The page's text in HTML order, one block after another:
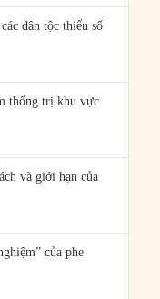
dân tộc thiểu số
thống trị khu vực
và giới hạn của
của phe